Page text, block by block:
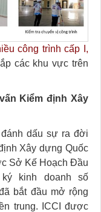
công trình cấp I,
các khu vực trên
Kiểm định Xây
dấu sự ra đời
Xây dựng Quốc
Sở Kế Hoạch Đầu
kinh doanh số
bắt đầu mở rộng
trung. ICCI được